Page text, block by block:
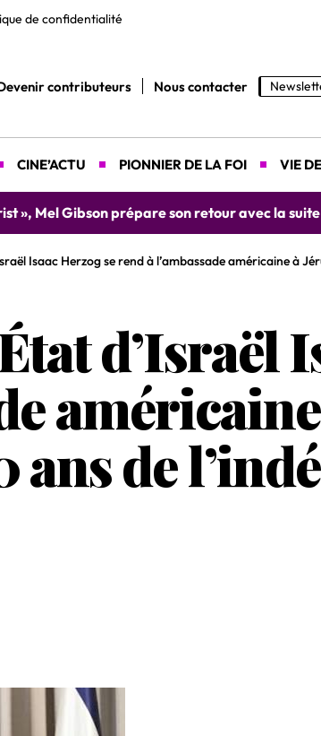
de confidentialité
contributeurs Nous contacter
CINE’ACTU PIONNIER DE LA FOI VIE
rendez-vous le 9 août prochain à Abidjan
Isaac Herzog se rend à l’ambassade américaine à
d’Israël
ans de